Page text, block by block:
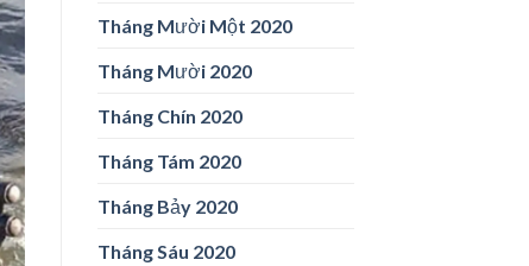
Tháng Mười Một 2020
Tháng Mười 2020
Tháng Chín 2020
Tháng Tám 2020
Tháng Bảy 2020
Tháng Sáu 2020